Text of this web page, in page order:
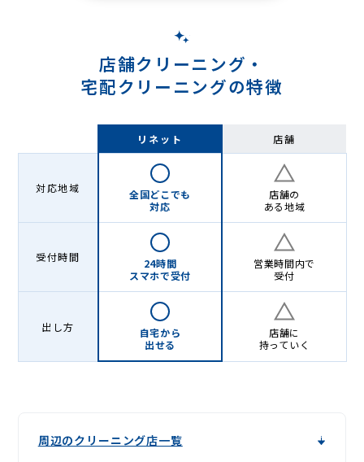
店舗クリーニング・
宅配クリーニングの特徴
リネット 店舗
対応地域
全国どこでも
対応
店舗の
ある地域
受付時間
24時間
スマホで受付
営業時間内で
受付
出し方
自宅から
出せる
店舗に
持っていく
周辺のクリーニング店一覧